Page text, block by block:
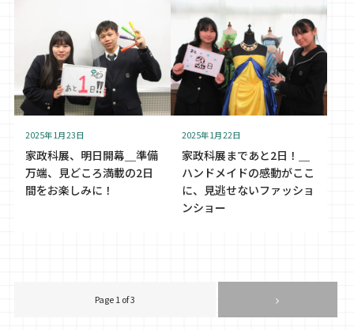
2025年1月23日
家政科展、明日開幕＿準備
万端、見どころ満載の2日
間をお楽しみに！
2025年1月22日
家政科展まであと2日！＿
ハンドメイドの感動がここ
に、見逃せないファッショ
ンショー
Page 1 of 3